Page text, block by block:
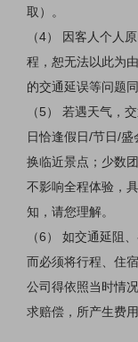
取）。
（4） 因客人个人
程，恕无法以此为
的交通延误等问题
（5） 若遇天气，
日恰逢假日/节日/
换临近景点；少数
不影响全程体验，
知，请您理解。
（6） 如交通延阻
而必须将行程、住
公司得依照当时情
求赔偿，所产生费